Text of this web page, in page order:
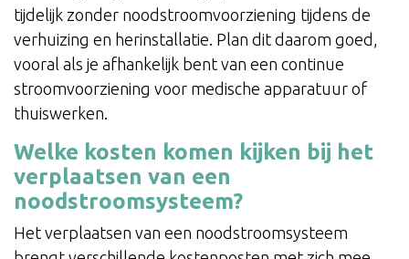
tijdelijk zonder noodstroomvoorziening tijdens de
verhuizing en herinstallatie. Plan dit daarom goed,
vooral als je afhankelijk bent van een continue
stroomvoorziening voor medische apparatuur of
thuiswerken.
Welke kosten komen kijken bij het
verplaatsen van een
noodstroomsysteem?
Het verplaatsen van een noodstroomsysteem